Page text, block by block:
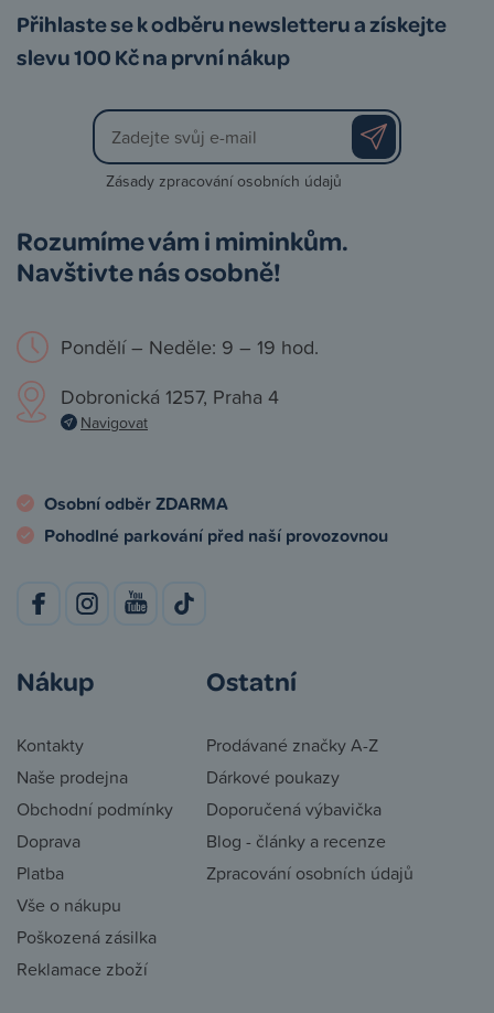
Přihlaste se k odběru newsletteru a získejte
slevu 100 Kč na první nákup
Zásady zpracování osobních údajů
Rozumíme vám i miminkům.
Navštivte nás osobně!
Pondělí – Neděle: 9 – 19 hod.
Dobronická 1257, Praha 4
Navigovat
Osobní odběr ZDARMA
Pohodlné parkování před naší provozovnou
Nákup
Kontakty
Naše prodejna
Obchodní podmínky
Doprava
Platba
Vše o nákupu
Poškozená zásilka
Reklamace zboží
Ostatní
Prodávané značky A-Z
Dárkové poukazy
Doporučená výbavička
Blog - články a recenze
Zpracování osobních údajů